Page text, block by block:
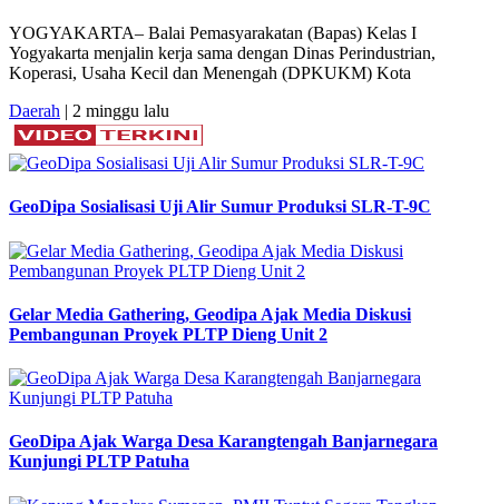
YOGYAKARTA– Balai Pemasyarakatan (Bapas) Kelas I
Yogyakarta menjalin kerja sama dengan Dinas Perindustrian,
Koperasi, Usaha Kecil dan Menengah (DPKUKM) Kota
Daerah | 2 minggu lalu
GeoDipa Sosialisasi Uji Alir Sumur Produksi SLR-T-9C
Gelar Media Gathering, Geodipa Ajak Media Diskusi
Pembangunan Proyek PLTP Dieng Unit 2
GeoDipa Ajak Warga Desa Karangtengah Banjarnegara
Kunjungi PLTP Patuha